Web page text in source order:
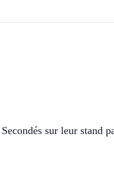
sur leur stand